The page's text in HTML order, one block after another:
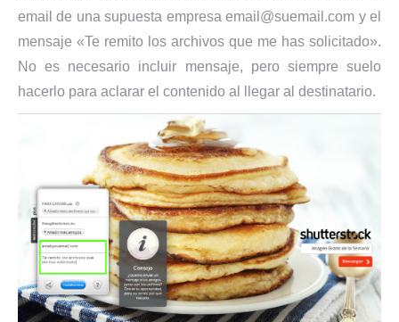
email de una supuesta empresa email@suemail.com y el
mensaje «Te remito los archivos que me has solicitado».
No es necesario incluir mensaje, pero siempre suelo
hacerlo para aclarar el contenido al llegar al destinatario.